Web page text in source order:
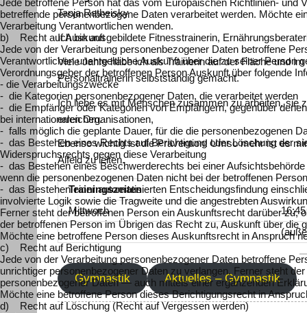
Tanja Ratheisky
Ich bin ausgebildete Fitnesstrainerin,
Viele Jahre habe ich als Trainerin auf der Fläche und
Personaltrainerin selbstständig gemacht.
Ich liebe es mit Menschen zusammen zu arbeiten, sie
erreichen.
Ebenso wichtig ist die Prävention! Umso mehr ist es
Alfeld zu leiten.
Trainingszeiten
Mittwoch
Gymnastik Aktuelles – Gymnastik
Jede betroffene Person hat das vom Europäischen Richtlinien- und
betreffende personenbezogene Daten verarbeitet werden. Möchte
Verarbeitung Verantwortlichen wenden.
b) Recht auf Auskunft
Jede von der Verarbeitung personenbezogener Daten betroffene
Verantwortlichen unentgeltliche Auskunft über die zu seiner Person
Verordnungsgeber der betroffenen Person Auskunft über folgende
- die Verarbeitungszwecke
- die Kategorien personenbezogener Daten, die verarbeitet werden
- die Empfänger oder Kategorien von Empfängern, gegenüber
bei internationalen Organisationen,
- falls möglich die geplante Dauer, für die die personenbezogenen
- das Bestehen eines Rechts auf Berichtigung oder Löschung der
Widerspruchsrechts gegen diese Verarbeitung
- das Bestehen eines Beschwerderechts bei einer Aufsichtsbehörde
wenn die personenbezogenen Daten nicht bei der betroffenen
- das Bestehen einer automatisierten Entscheidungsfindung
involvierte Logik sowie die Tragweite und die angestrebten
Ferner steht der betroffenen Person ein Auskunftsrecht darüber zu,
der betroffenen Person im Übrigen das Recht zu, Auskunft über
Möchte eine betroffene Person dieses Auskunftsrecht in Anspruch
c) Recht auf Berichtigung
Jede von der Verarbeitung personenbezogener Daten betroffene
unrichtiger personenbezogener Daten zu verlangen. Ferner steht
personenbezogener Daten — auch mittels einer ergänzenden
Möchte eine betroffene Person dieses Berichtigungsrecht in
d) Recht auf Löschung (Recht auf Vergessen werden)